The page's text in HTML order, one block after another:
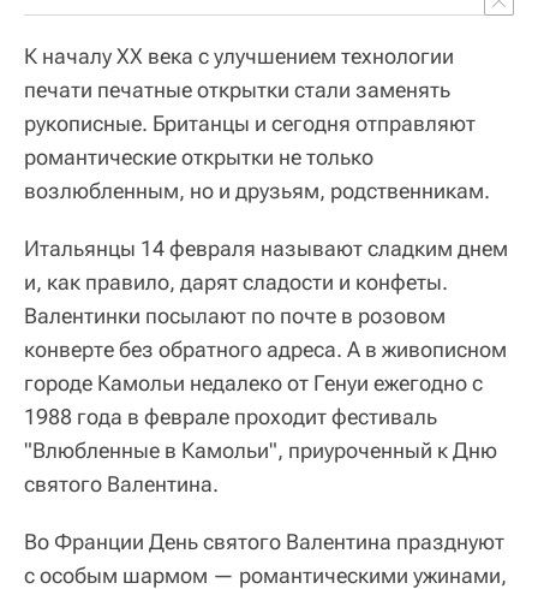
К началу XX века с улучшением технологии
печати печатные открытки стали заменять
рукописные. Британцы и сегодня отправляют
романтические открытки не только
возлюбленным, но и друзьям, родственникам.
Итальянцы 14 февраля называют сладким днем
и, как правило, дарят сладости и конфеты.
Валентинки посылают по почте в розовом
конверте без обратного адреса. А в живописном
городе Камольи недалеко от Генуи ежегодно с
1988 года в феврале проходит фестиваль
"Влюбленные в Камольи", приуроченный к Дню
святого Валентина.
Во Франции День святого Валентина празднуют
с особым шармом — романтическими ужинами,